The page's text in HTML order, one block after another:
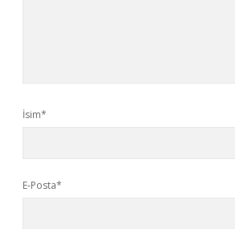
İsim*
E-Posta*